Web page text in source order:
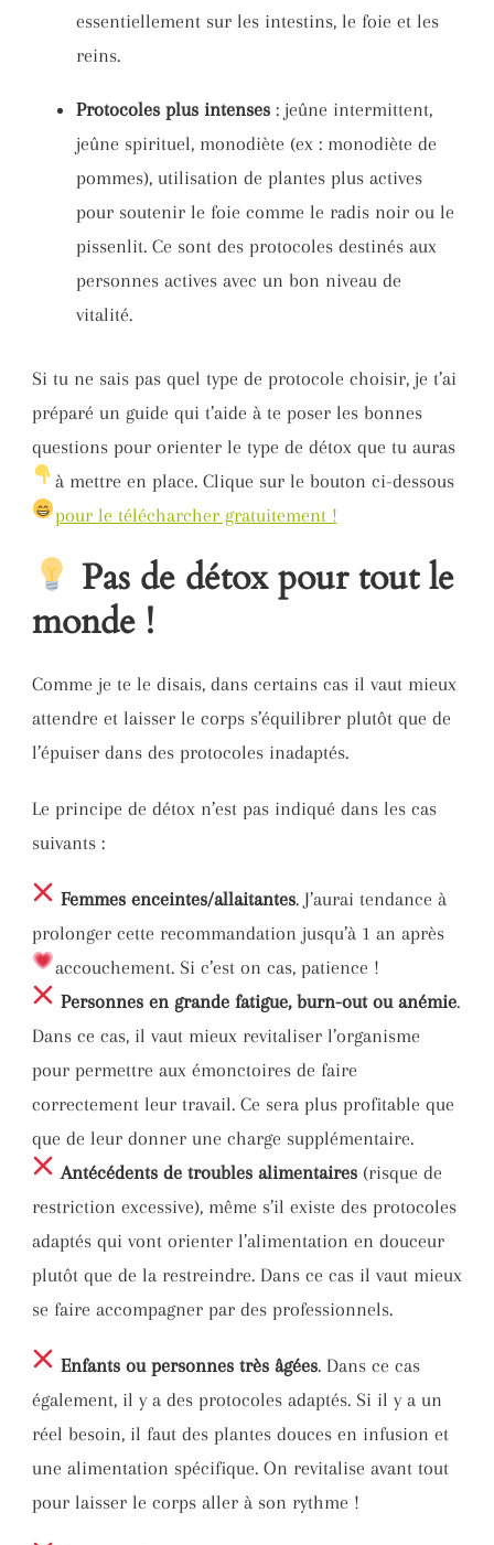
essentiellement sur les intestins, le foie et les
reins.
Protocoles plus intenses : jeûne intermittent,
jeûne spirituel, monodiète (ex : monodiète de
pommes), utilisation de plantes plus actives
pour soutenir le foie comme le radis noir ou le
pissenlit. Ce sont des protocoles destinés aux
personnes actives avec un bon niveau de
vitalité.
Si tu ne sais pas quel type de protocole choisir, je t’ai
préparé un guide qui t’aide à te poser les bonnes
questions pour orienter le type de détox que tu auras
à mettre en place. Clique sur le bouton ci-dessous
pour le télécharcher gratuitement !
Pas de détox pour tout le
monde !
Comme je te le disais, dans certains cas il vaut mieux
attendre et laisser le corps s’équilibrer plutôt que de
l’épuiser dans des protocoles inadaptés.
Le principe de détox n’est pas indiqué dans les cas
suivants :
Femmes enceintes/allaitantes. J’aurai tendance à
prolonger cette recommandation jusqu’à 1 an après
accouchement. Si c’est on cas, patience !
Personnes en grande fatigue, burn-out ou anémie.
Dans ce cas, il vaut mieux revitaliser l’organisme
pour permettre aux émonctoires de faire
correctement leur travail. Ce sera plus profitable que
que de leur donner une charge supplémentaire.
Antécédents de troubles alimentaires (risque de
restriction excessive), même s’il existe des protocoles
adaptés qui vont orienter l’alimentation en douceur
plutôt que de la restreindre. Dans ce cas il vaut mieux
se faire accompagner par des professionnels.
Enfants ou personnes très âgées. Dans ce cas
également, il y a des protocoles adaptés. Si il y a un
réel besoin, il faut des plantes douces en infusion et
une alimentation spécifique. On revitalise avant tout
pour laisser le corps aller à son rythme !